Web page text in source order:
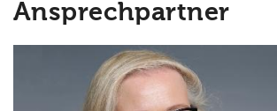
Ansprechpartner